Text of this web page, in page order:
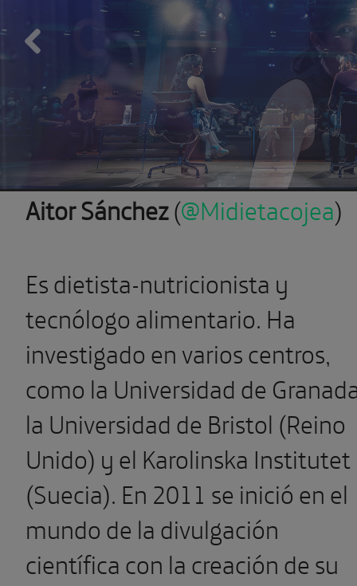
Aitor Sánchez(@Midietacojea)
Es dietista-nutricionista y
tecnólogo alimentario. Ha
investigado en varios centros,
como la Universidad de
la Universidad de Bristol (Reino
Unido) y el Karolinska Institutet
(Suecia). En 2011 se inició en el
mundo de la divulgación
científica con la creación de su